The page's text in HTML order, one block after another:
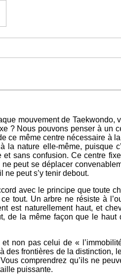
mouvement de
? Nous pouvons penser à un
même centre nécessaire à
nature elle-même, puisque
sans confusion. Ce centre
peut se déplacer
ne peut s’y tenir debout.
avec le principe que toute
tout. Un arbre ne résiste à
est naturellement haut, et
de la même façon que le
non pas celui de «
frontières de la
comprendrez qu’ils ne
puissante.